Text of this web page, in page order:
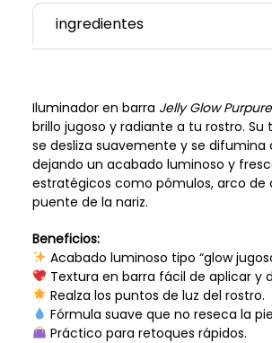
ingredientes
Iluminador en barra Jelly Glow Purpure
brillo jugoso y radiante a tu rostro. Su
se desliza suavemente y se difumina
dejando un acabado luminoso y
estratégicos como pómulos, arco de
puente de la nariz.
Beneficios:
Acabado luminoso tipo “glow
Textura en barra fácil de aplicar y
Realza los puntos de luz del rostro.
Fórmula suave que no reseca la
Práctico para retoques rápidos.